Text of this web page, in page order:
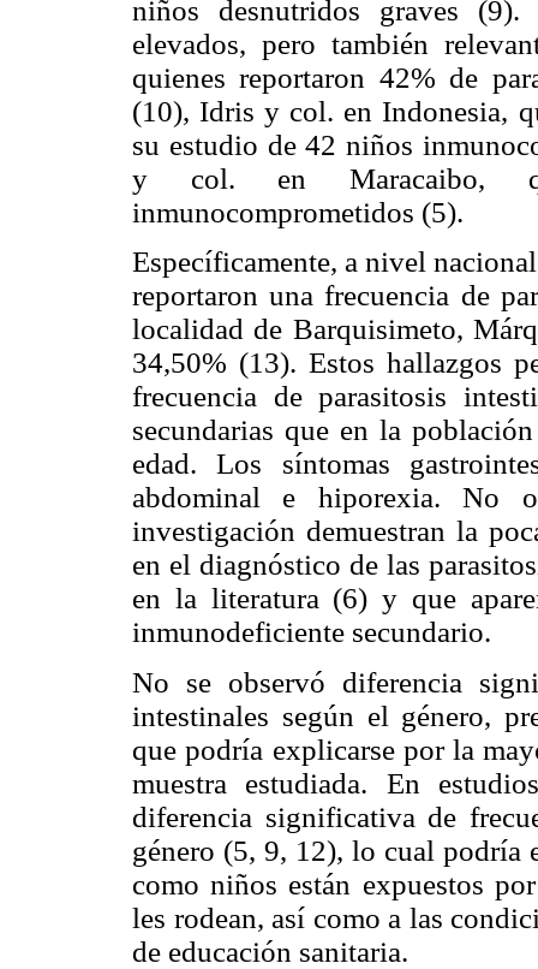
niños desnutridos graves
elevados, pero también
quienes reportaron 42% de
(10), Idris y col. en Indonesia,
su estudio de 42 niños
y col. en Maracaibo,
inmunocomprometidos (5).
Específicamente, a nivel
reportaron una frecuencia de
localidad de Barquisimeto,
34,50% (13). Estos hallazgos
frecuencia de parasitosis
secundarias que en la
edad. Los síntomas
abdominal e hiporexia. No
investigación demuestran la
en el diagnóstico de las
en la literatura (6) y que
inmunodeficiente secundario.
No se observó diferencia
intestinales según el género,
que podría explicarse por la
muestra estudiada. En
diferencia significativa de
género (5, 9, 12), lo cual podría
como niños están expuestos
les rodean, así como a las
de educación sanitaria.